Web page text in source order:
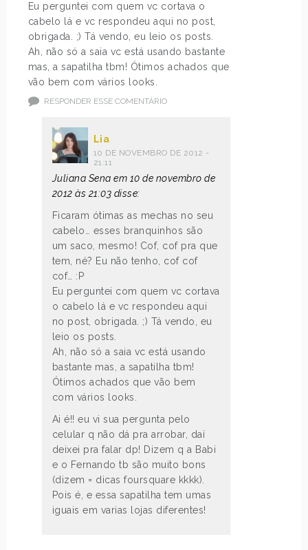
Eu perguntei com quem vc cortava o
cabelo lá e vc respondeu aqui no post,
obrigada. ;) Tá vendo, eu leio os posts.
Ah, não só a saia vc está usando bastante
mas, a sapatilha tbm! Ótimos achados que
vão bem com vários looks.
RESPONDER ESSE COMENTÁRIO
Lia
10 DE NOVEMBRO DE 2012 -
21:11
Juliana Sena em 10 de novembro de
2012 às 21:03 disse:
Ficaram ótimas as mechas no seu
cabelo… esses branquinhos são
um saco, mesmo! Cof, cof pra que
tem, né? Eu não tenho, cof cof
cof… :P
Eu perguntei com quem vc cortava
o cabelo lá e vc respondeu aqui
no post, obrigada. ;) Tá vendo, eu
leio os posts.
Ah, não só a saia vc está usando
bastante mas, a sapatilha tbm!
Ótimos achados que vão bem
com vários looks.
Ai é!! eu vi sua pergunta pelo
celular q não dá pra arrobar, daí
deixei pra falar dp! Dizem q a Babi
e o Fernando tb são muito bons
(dizem = dicas foursquare kkkk).
Pois é, e essa sapatilha tem umas
iguais em varias lojas diferentes!